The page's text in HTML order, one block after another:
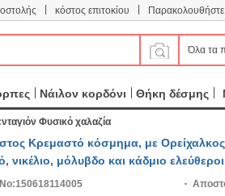
κόστος επιτοκίου Παρακολουθήστε
Όλα τα
Νάιλον κορδόνι Θήκη δέσμης
Φυσικό χαλαζία
Κρεμαστό κόσμημα, με
νικέλιο, μόλυβδο και κάδμιο
150618114005